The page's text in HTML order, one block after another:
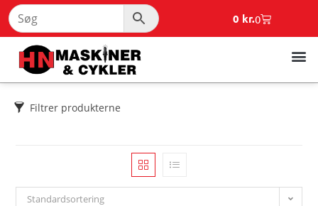
0 kr.0
Filtrer produkterne
Standardsortering